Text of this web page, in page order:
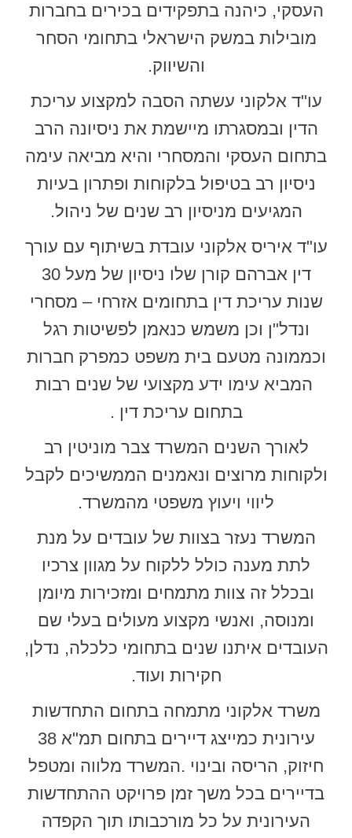
העסקי, כיהנה בתפקידים בכירים בחברות
מובילות במשק הישראלי בתחומי הסחר
והשיווק.
עו"ד אלקוני עשתה הסבה למקצוע עריכת
הדין ובמסגרתו מיישמת את ניסיונה הרב
בתחום העסקי והמסחרי והיא מביאה עימה
ניסיון רב בטיפול בלקוחות ופתרון בעיות
המגיעים מניסיון רב שנים של ניהול.
עו"ד איריס אלקוני עובדת בשיתוף עם עורך
דין אברהם קורן שלו ניסיון של מעל 30
שנות עריכת דין בתחומים אזרחי – מסחרי
ונדל"ן וכן משמש כנאמן לפשיטות רגל
וכממונה מטעם בית משפט כמפרק חברות
המביא עימו ידע מקצועי של שנים רבות
בתחום עריכת דין .
לאורך השנים המשרד צבר מוניטין רב
ולקוחות מרוצים ונאמנים הממשיכים לקבל
ליווי ויעוץ משפטי מהמשרד.
המשרד נעזר בצוות של עובדים על מנת
לתת מענה כולל ללקוח על מגוון צרכיו
ובכלל זה צוות מתמחים ומזכירות מיומן
ומנוסה, ואנשי מקצוע מעולים בעלי שם
העובדים איתנו שנים בתחומי כלכלה, נדלן,
חקירות ועוד.
משרד אלקוני מתמחה בתחום התחדשות
עירונית כמייצג דיירים בתחום תמ"א 38
חיזוק, הריסה ובינוי .המשרד מלווה ומטפל
בדיירים בכל משך זמן פרויקט ההתחדשות
העירונית על כל מורכבותו תוך הקפדה